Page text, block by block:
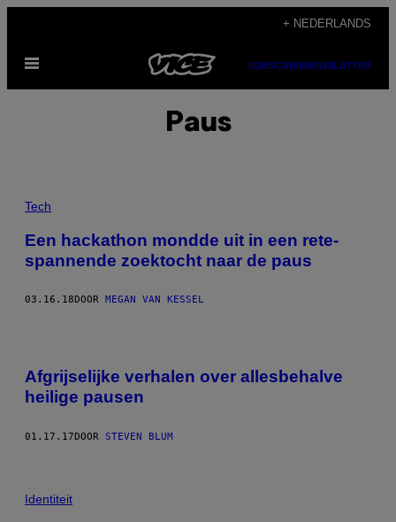
de
+ NEDERLANDS
Open
SUBSCRIBENEWSLETTER
Paus
Tech
Een hackathon mondde uit in een rete-
spannende zoektocht naar de paus
03.16.18 DOOR MEGAN VAN KESSEL
Afgrijselijke verhalen over allesbehalve
heilige pausen
01.17.17DOOR STEVEN BLUM
Identiteit